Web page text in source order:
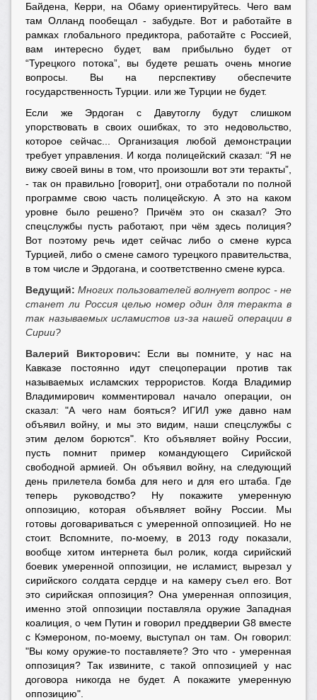
Байдена, Керри, на Обаму ориентируйтесь. Чего вам
там Олланд пообещал - забудьте. Вот и работайте в
рамках глобального предиктора, работайте с Россией,
вам интересно будет, вам прибыльно будет от
“Турецкого потока”, вы будете решать очень многие
вопросы. Вы на перспективу обеспечите
государственность Турции. или же Турции не будет.
Если же Эрдоган с Давутоглу будут слишком
упорствовать в своих ошибках, то это недовольство,
которое сейчас... Организация любой демонстрации
требует управления. И когда полицейский сказал: “Я не
вижу своей вины в том, что произошли вот эти теракты”,
- так он правильно [говорит], они отработали по полной
программе свою часть полицейскую. А это на каком
уровне было решено? Причём это он сказал? Это
спецслужбы пусть работают, при чём здесь полиция?
Вот поэтому речь идет сейчас либо о смене курса
Турцией, либо о смене самого турецкого правительства,
в том числе и Эрдогана, и соответственно смене курса.
Ведущий:Многих пользователей волнует вопрос - не
станет ли Россия целью номер один для теракта в
так называемых исламистов из-за нашей операции в
Сирии?
Валерий Викторович: Если вы помните, у нас на
Кавказе постоянно идут спецоперации против так
называемых исламских террористов. Когда Владимир
Владимирович комментировал начало операции, он
сказал: "А чего нам бояться? ИГИЛ уже давно нам
объявил войну, и мы это видим, наши спецслужбы с
этим делом борются". Кто объявляет войну России,
пусть помнит пример командующего Сирийской
свободной армией. Он объявил войну, на следующий
день прилетела бомба для него и для его штаба. Где
теперь руководство? Ну покажите умеренную
оппозицию, которая объявляет войну России. Мы
готовы договариваться с умеренной оппозицией. Но не
стоит. Вспомните, по-моему, в 2013 году показали,
вообще хитом интернета был ролик, когда сирийский
боевик умеренной оппозиции, не исламист, вырезал у
сирийского солдата сердце и на камеру съел его. Вот
это сирийская оппозиция? Она умеренная оппозиция,
именно этой оппозиции поставляла оружие Западная
коалиция, о чем Путин и говорил преддверии G8 вместе
с Кэмероном, по-моему, выступал он там. Он говорил:
"Вы кому оружие-то поставляете? Это что - умеренная
оппозиция? Так извините, с такой оппозицией у нас
договора никогда не будет. А покажите умеренную
оппозицию".